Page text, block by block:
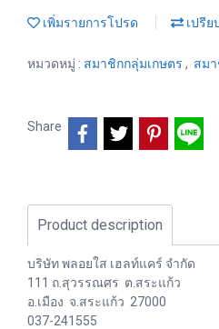
เพิ่มรายการโปรด เปรีย
หมวดหมู่ : สมาชิกกลุ่มเกษตร , สม
Share
Product description
บริษัท พลอยใส เฮลท์แคร์ จำกัด
111 ถ.สุวรรณศร ต.สระแก้ว
อ.เมือง จ.สระแก้ว 27000
037-241555